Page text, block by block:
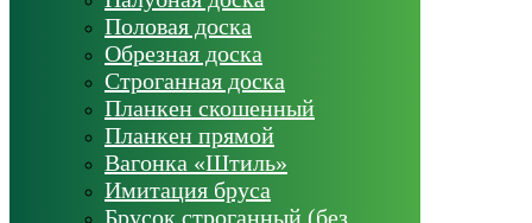
Половая доска
Обрезная доска
Строганная доска
Планкен скошенный
Планкен прямой
Вагонка «Штиль»
Имитация бруса
Брусок строганный (без